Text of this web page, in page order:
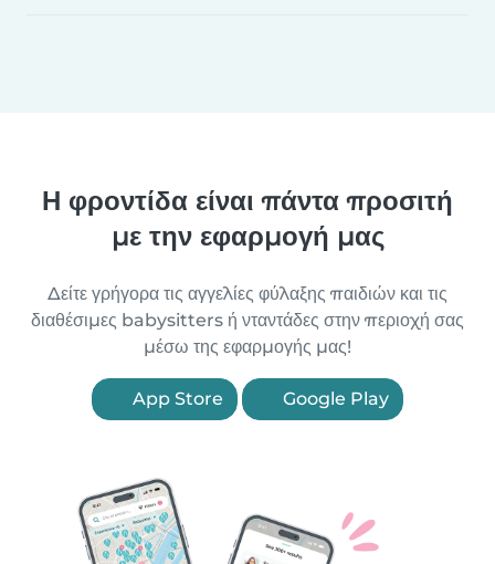
Η φροντίδα είναι πάντα προσιτή
με την εφαρμογή μας
Δείτε γρήγορα τις αγγελίες φύλαξης παιδιών και τις
διαθέσιμες babysitters ή νταντάδες στην περιοχή σας
μέσω της εφαρμογής μας!
App Store Google Play